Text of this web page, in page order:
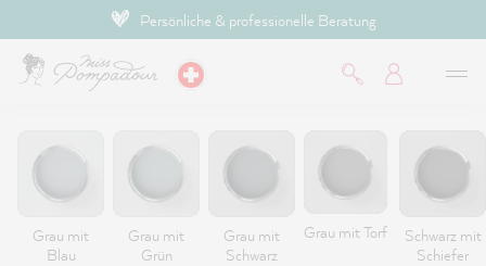
springen Persönliche & professionelle Beratung
Grau mit
Blau
Grau mit
Grün
Grau mit
Schwarz
Grau mit Torf
Schwarz mit
Schiefer